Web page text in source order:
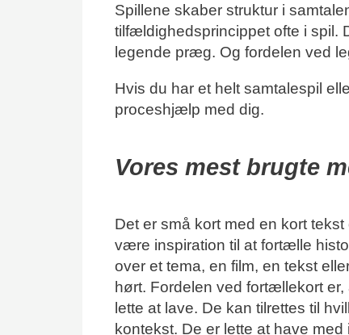
Spillene skaber struktur i
tilfældighedsprincippet ofte i spil.
legende præg. Og fordelen ved
Hvis du har et helt samtalespil
proceshjælp med dig.
Vores mest brugte
Det er små kort med en kort
være inspiration til at fortælle
over et tema, en film, en tekst
hørt. Fordelen ved fortællekort
lette at lave. De kan tilrettes til
kontekst. De er lette at have